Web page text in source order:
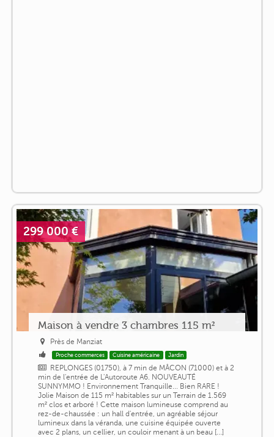
299 000 €
Maison à vendre 3 chambres 115 m²
Près de Manziat
Proche commerces Cuisine américaine Jardin
REPLONGES (01750), à 7 min de MÂCON (71000) et à 2
min de l'entrée de L'Autoroute A6. NOUVEAUTÉ
SUNNYMMO ! Environnement Tranquille... Bien RARE !
Jolie Maison de 115 m² habitables sur un Terrain de 1.569
m² clos et arboré ! Cette maison lumineuse comprend au
rez-de-chaussée : un hall d'entrée, un agréable séjour
lumineux dans la véranda, une cuisine équipée ouverte
avec 2 plans, un cellier, un couloir menant à un beau [...]